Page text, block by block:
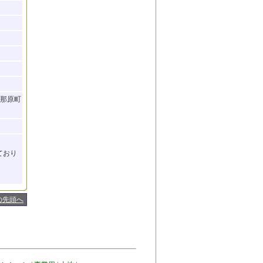
原町
り
先頭へ